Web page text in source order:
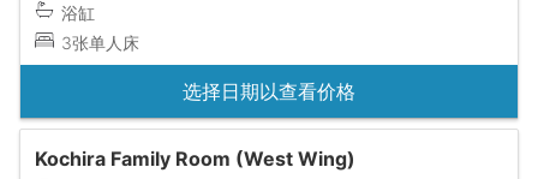
浴缸
3张单人床
选择日期以查看价格
Kochira Family Room (West Wing)